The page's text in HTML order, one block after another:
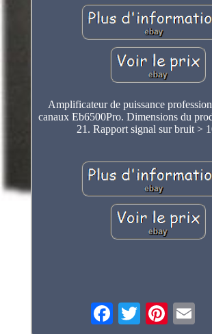
Amplificateur de puissance
canaux Eb6500Pro. Dimensions du
21. Rapport signal sur bruit >